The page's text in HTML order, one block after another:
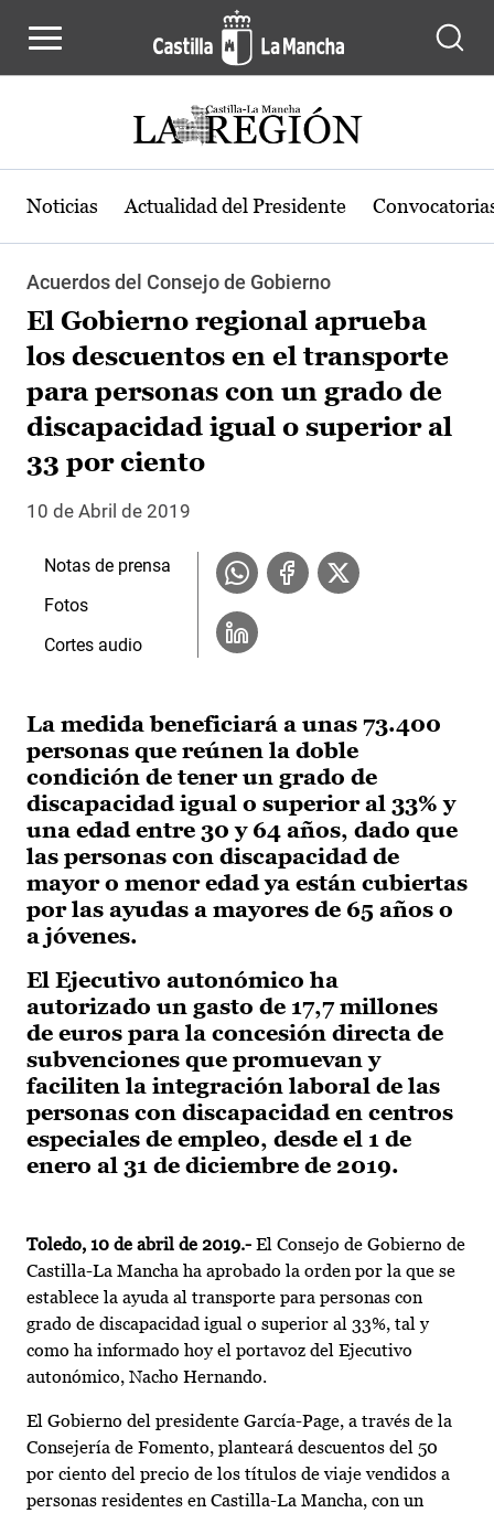
Noticias Actualidad del Presidente
Acuerdos del Consejo de Gobierno
El Gobierno regional aprueba
los descuentos en el transporte
para personas con un grado de
discapacidad igual o superior al
33 por ciento
10 de Abril de 2019
La medida beneficiará a unas 73.400
personas que reúnen la doble
condición de tener un grado de
discapacidad igual o superior al 33% y
una edad entre 30 y 64 años, dado que
las personas con discapacidad de
mayor o menor edad ya están cubiertas
por las ayudas a mayores de 65 años o
a jóvenes.
El Ejecutivo autonómico ha
autorizado un gasto de 17,7 millones
de euros para la concesión directa de
subvenciones que promuevan y
faciliten la integración laboral de las
personas con discapacidad en centros
especiales de empleo, desde el 1 de
enero al 31 de diciembre de 2019.
Toledo, 10 de abril de 2019.- El Consejo de Gobierno de
Castilla-La Mancha ha aprobado la orden por la que se
establece la ayuda al transporte para personas con
grado de discapacidad igual o superior al 33%, tal y
como ha informado hoy el portavoz del Ejecutivo
autonómico, Nacho Hernando.
El Gobierno del presidente García-Page, a través de la
Consejería de Fomento, planteará descuentos del 50
por ciento del precio de los títulos de viaje vendidos a
personas residentes en Castilla-La Mancha, con un
Notas de prensa
Fotos
Cortes audio